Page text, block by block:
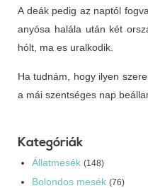
A deák pedig az naptól
anyósa halála után két
hólt, ma es uralkodik.
Ha tudnám, hogy ilyen
a mái szentséges nap
Kategóriák
Állatmesék (148)
Bolondos mesék (76)